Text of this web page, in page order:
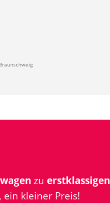
zu erstklassigen
kleiner Preis!